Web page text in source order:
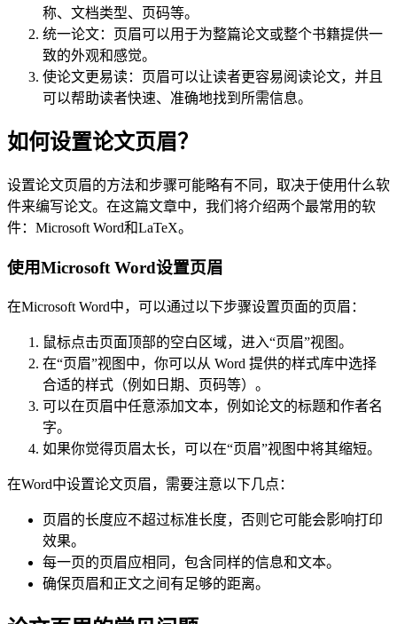
称、文档类型、页码等。
统一论文：页眉可以用于为整篇论文或整个书籍提供一
致的外观和感觉。
使论文更易读：页眉可以让读者更容易阅读论文，并且
可以帮助读者快速、准确地找到所需信息。
如何设置论文页眉？
设置论文页眉的方法和步骤可能略有不同，取决于使用什么软
件来编写论文。在这篇文章中，我们将介绍两个最常用的软
件：Microsoft Word和LaTeX。
使用Microsoft Word设置页眉
在Microsoft Word中，可以通过以下步骤设置页面的页眉：
鼠标点击页面顶部的空白区域，进入“页眉”视图。
在“页眉”视图中，你可以从 Word 提供的样式库中选择
合适的样式（例如日期、页码等）。
可以在页眉中任意添加文本，例如论文的标题和作者名
字。
如果你觉得页眉太长，可以在“页眉”视图中将其缩短。
在Word中设置论文页眉，需要注意以下几点：
页眉的长度应不超过标准长度，否则它可能会影响打印
效果。
每一页的页眉应相同，包含同样的信息和文本。
确保页眉和正文之间有足够的距离。